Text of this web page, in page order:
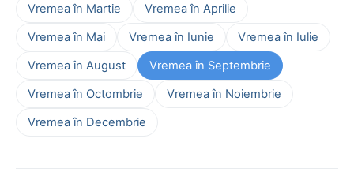
Vremea în Martie
Vremea în Aprilie
Vremea în Mai
Vremea în Iunie
Vremea în Iulie
Vremea în August
Vremea în Septembrie
Vremea în Octombrie
Vremea în Noiembrie
Vremea în Decembrie